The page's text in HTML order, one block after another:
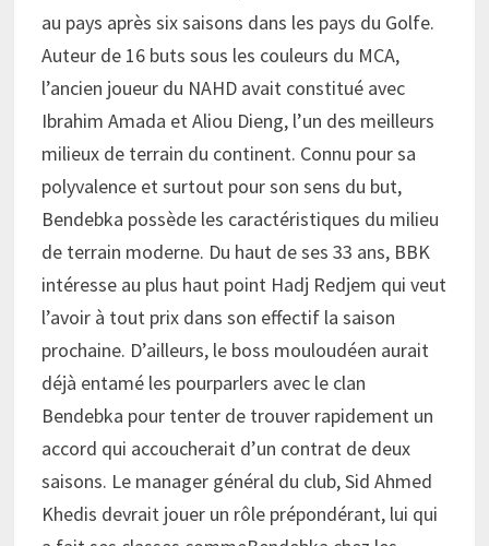
au pays après six saisons dans les pays du Golfe.
Auteur de 16 buts sous les couleurs du MCA,
l’ancien joueur du NAHD avait constitué avec
Ibrahim Amada et Aliou Dieng, l’un des meilleurs
milieux de terrain du continent. Connu pour sa
polyvalence et surtout pour son sens du but,
Bendebka possède les caractéristiques du milieu
de terrain moderne. Du haut de ses 33 ans, BBK
intéresse au plus haut point Hadj Redjem qui veut
l’avoir à tout prix dans son effectif la saison
prochaine. D’ailleurs, le boss mouloudéen aurait
déjà entamé les pourparlers avec le clan
Bendebka pour tenter de trouver rapidement un
accord qui accoucherait d’un contrat de deux
saisons. Le manager général du club, Sid Ahmed
Khedis devrait jouer un rôle prépondérant, lui qui